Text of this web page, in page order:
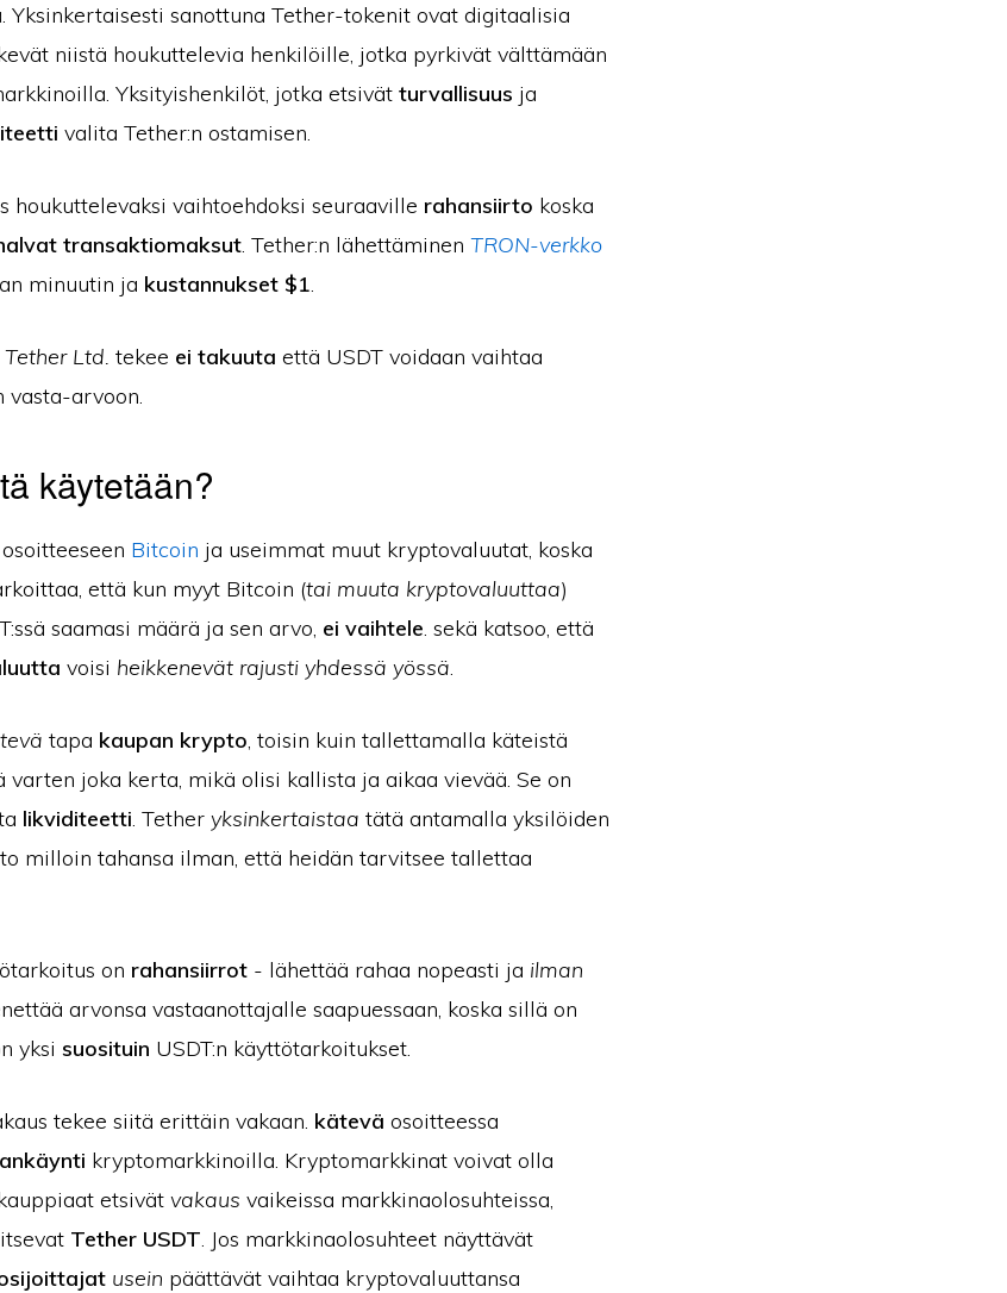
Yksinkertaisesti sanottuna Tether-tokenit ovat digitaalisia
niistä houkuttelevia henkilöille, jotka pyrkivät välttämään
Yksityishenkilöt, jotka etsivät turvallisuus ja
valita Tether:n ostamisen.
houkuttelevaksi vaihtoehdoksi seuraaville rahansiirto koska
transaktiomaksut. Tether:n lähettäminen TRON-verkko
minuutin ja kustannukset $1.
Tether Ltd. tekee ei takuuta että USDT voidaan vaihtaa
vasta-arvoon.
käytetään?
osoitteeseen Bitcoin ja useimmat muut kryptovaluutat, koska
että kun myyt Bitcoin (tai muuta kryptovaluuttaa)
saamasi määrä ja sen arvo, ei vaihtele. sekä katsoo, että
voisi heikkenevät rajusti yhdessä yössä.
tapa kaupan krypto, toisin kuin tallettamalla käteistä
varten joka kerta, mikä olisi kallista ja aikaa vievää. Se on
likviditeetti. Tether yksinkertaistaa tätä antamalla yksilöiden
milloin tahansa ilman, että heidän tarvitsee tallettaa
on rahansiirrot - lähettää rahaa nopeasti ja ilman
arvonsa vastaanottajalle saapuessaan, koska sillä on
yksi suosituin USDT:n käyttötarkoitukset.
tekee siitä erittäin vakaan. kätevä osoitteessa
kryptomarkkinoilla. Kryptomarkkinat voivat olla
etsivät vakaus vaikeissa markkinaolosuhteissa,
Tether USDT. Jos markkinaolosuhteet näyttävät
usein päättävät vaihtaa kryptovaluuttansa